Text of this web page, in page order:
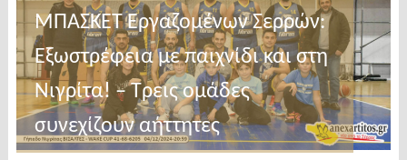
ΜΠΑΣΚΕΤ Εργαζομένων Σερρών:
Εξωστρέφεια με παιχνίδι και στη
Νιγρίτα! – Τρεις ομάδες
συνεχίζουν αήττητες